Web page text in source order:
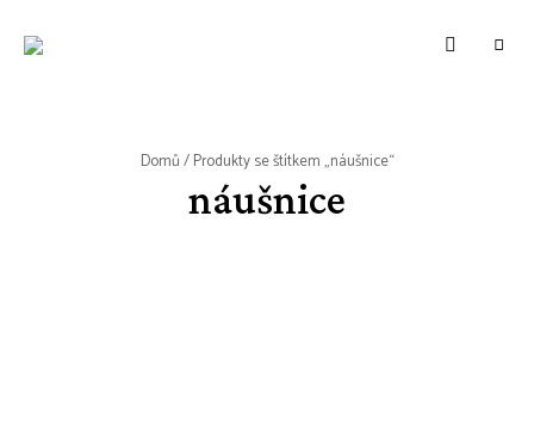
WWW.VUNE-
Food
Domů/ Produkty se štítkem „náušnice“
náušnice